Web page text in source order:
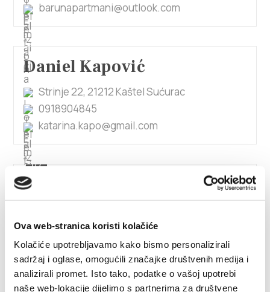
Ova web-stranica koristi kolačiće
Kolačiće upotrebljavamo kako bismo personalizirali
sadržaj i oglase, omogućili značajke društvenih medija i
analizirali promet. Isto tako, podatke o vašoj upotrebi
naše web-lokacije dijelimo s partnerima za društvene
barunapartmani@outlook.com
Daniel Kapović
Strinje 22, 21212 Kaštel Sućurac
0918904845
katarina.kapo@gmail.com
1/7
Danijela Baldić
Brce1, 21217 Kaštel Stari
+38598589830
danijela.baldic@gmail.com